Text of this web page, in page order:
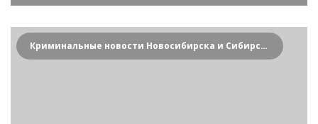
Криминальные новости Новосибирска и Сибирского региона